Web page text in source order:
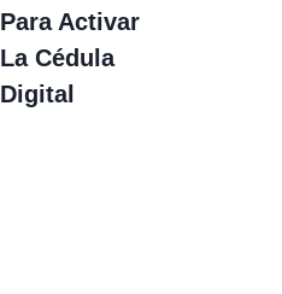
Para Activar
La Cédula
Digital